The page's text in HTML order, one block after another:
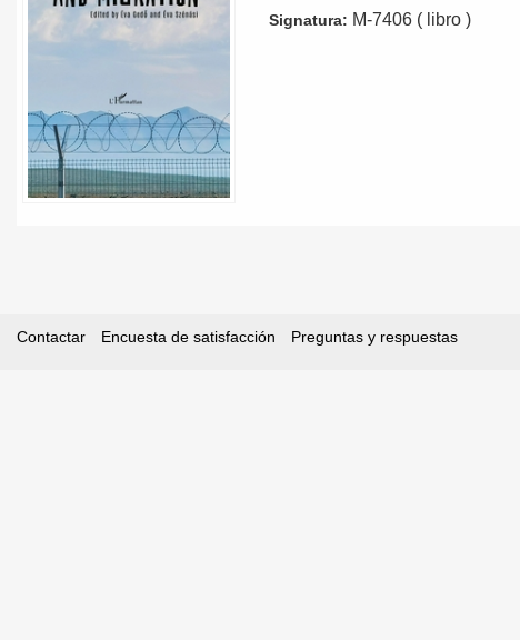
Signatura: M-7406 ( libro )
Contactar Encuesta de satisfacción Preguntas y respuestas